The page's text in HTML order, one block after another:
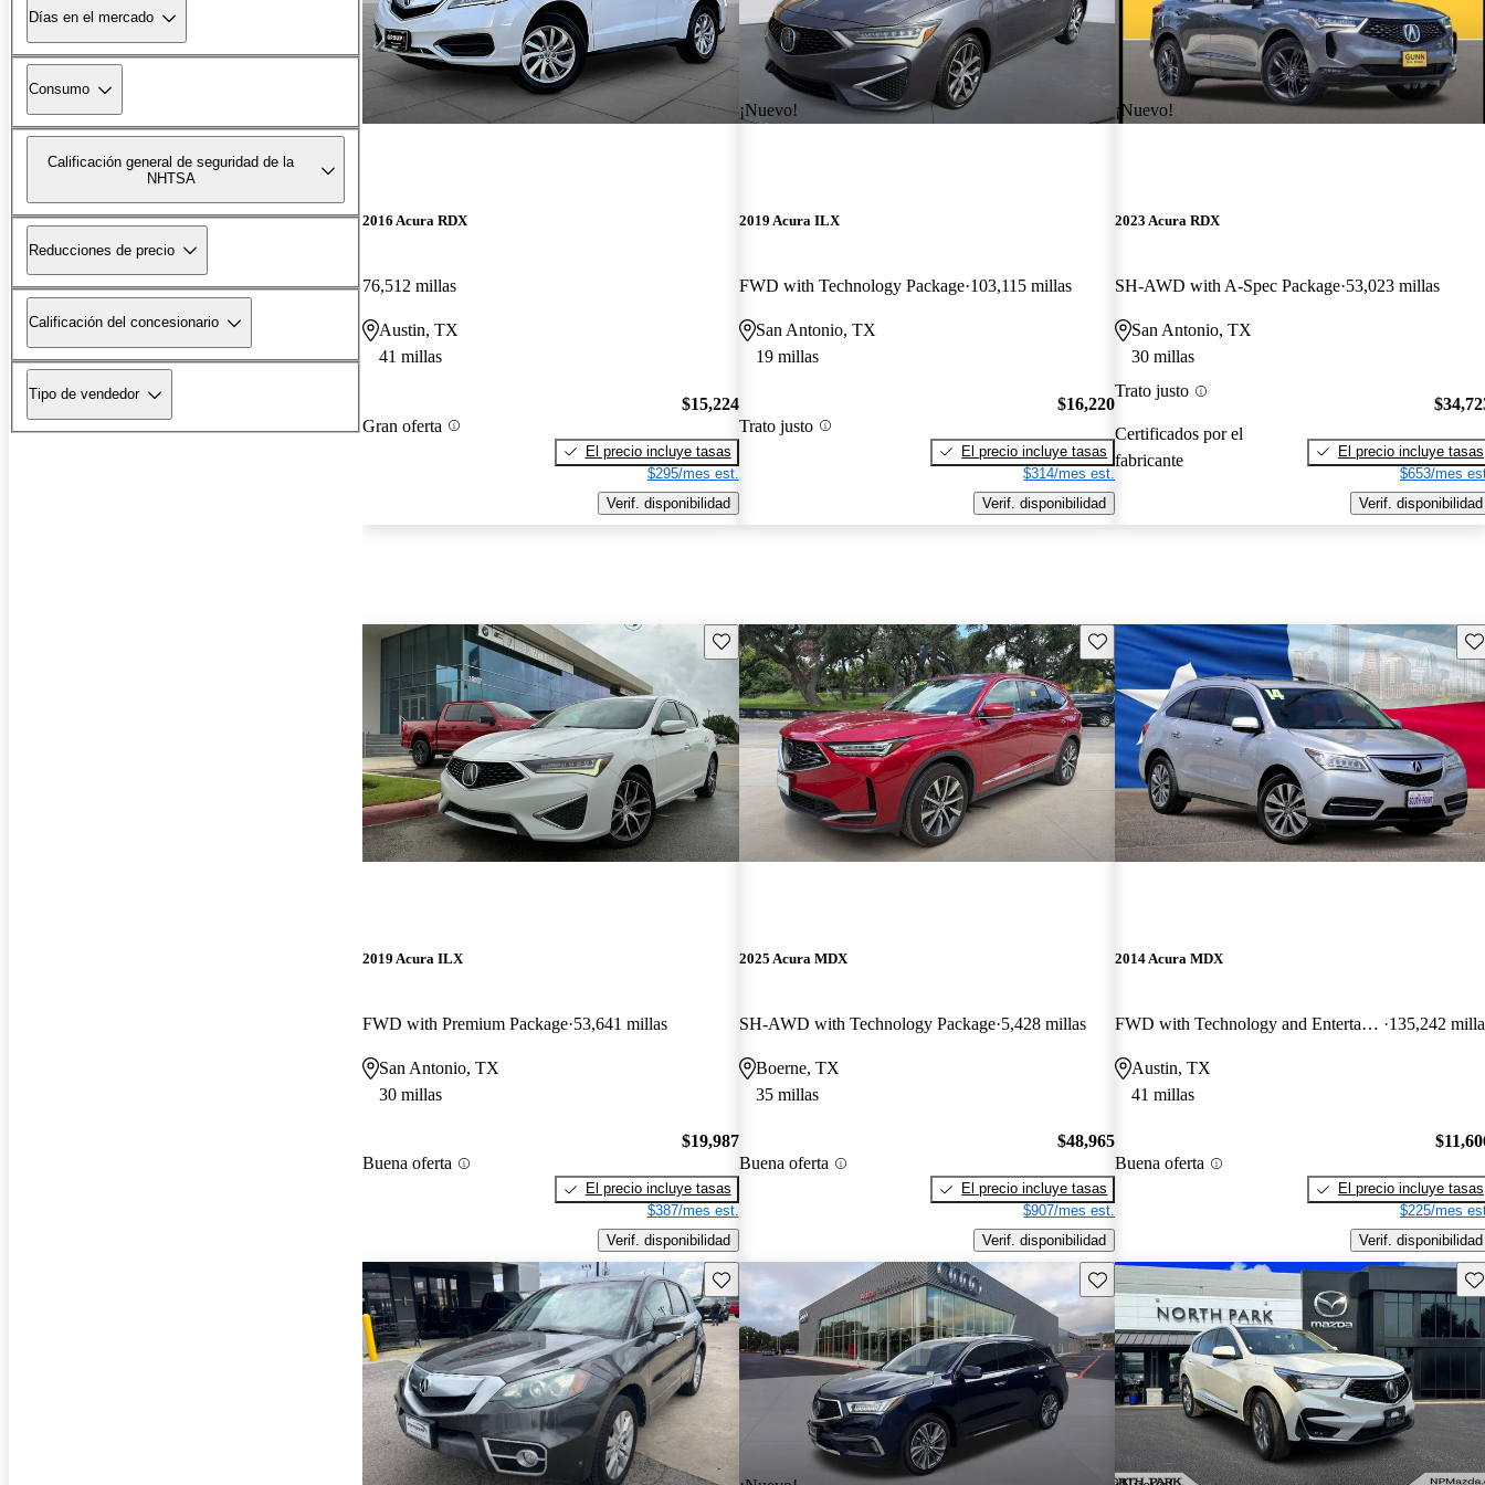
Días en el mercado
Consumo
Calificación general de seguridad de la
NHTSA
Reducciones de precio
Calificación del concesionario
Tipo de vendedor
2016 Acura RDX
76,512 millas
Austin, TX
41 millas
Gran oferta
$15,224
El precio incluye tasas
$295/mes est.
Verif. disponibilidad
¡Nuevo!
2019 Acura ILX
FWD with Technology Package 103,115 millas
San Antonio, TX
19 millas
Trato justo
$16,220
El precio incluye tasas
$314/mes est.
Verif. disponibilidad
¡Nuevo!
2023 Acura RDX
SH-AWD with A-Spec Package 53,023 millas
San Antonio, TX
30 millas
Trato justo
Certificados por el
fabricante
El precio incluye tasas
$653/mes
Verif. disponibilidad
Guarda este Aviso
2019 Acura ILX
FWD with Premium Package 53,641 millas
San Antonio, TX
30 millas
Buena oferta
$19,987
El precio incluye tasas
$387/mes est.
Verif. disponibilidad
Guarda este Aviso
2025 Acura MDX
SH-AWD with Technology Package 5,428 millas
Boerne, TX
35 millas
Buena oferta
$48,965
El precio incluye tasas
$907/mes est.
Verif. disponibilidad
2014 Acura MDX
FWD with Technology and Entertainment Package 135,242
Austin, TX
41 millas
Buena oferta
El precio incluye tasas
$225/mes
Verif. disponibilidad
Guarda este Aviso Guarda este Aviso